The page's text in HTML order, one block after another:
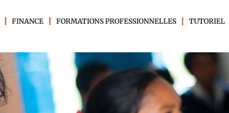
FINANCE FORMATIONS PROFESSIONNELLES TUTORIEL